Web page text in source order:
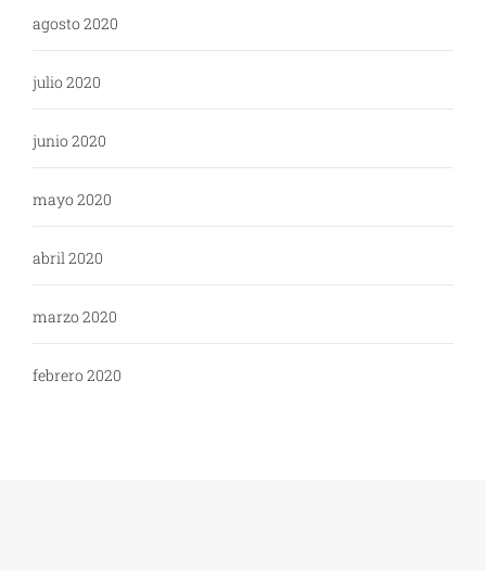
agosto 2020
julio 2020
junio 2020
mayo 2020
abril 2020
marzo 2020
febrero 2020